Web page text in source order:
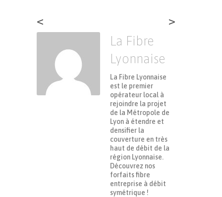
< >
La Fibre
Lyonnaise
La Fibre Lyonnaise
est le premier
opérateur local à
rejoindre la projet
de la Métropole de
Lyon à étendre et
densifier la
couverture en très
haut de débit de la
région Lyonnaise.
Découvrez nos
forfaits fibre
entreprise à débit
symétrique !